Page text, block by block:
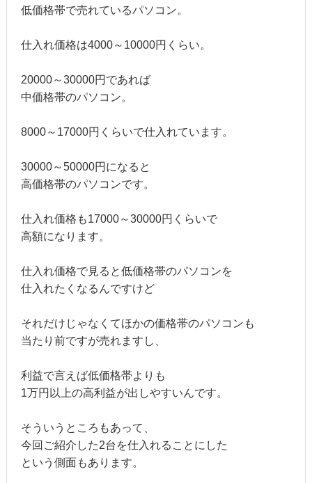
低価格帯で売れているパソコン。
仕入れ価格は4000～10000円くらい。
20000～30000円であれば
中価格帯のパソコン。
8000～17000円くらいで仕入れています。
30000～50000円になると
高価格帯のパソコンです。
仕入れ価格も17000～30000円くらいで
高額になります。
仕入れ価格で見ると低価格帯のパソコンを
仕入れたくなるんですけど
それだけじゃなくてほかの価格帯のパソコンも
当たり前ですが売れますし、
利益で言えば低価格帯よりも
1万円以上の高利益が出しやすいんです。
そういうところもあって、
今回ご紹介した2台を仕入れることにした
という側面もあります。